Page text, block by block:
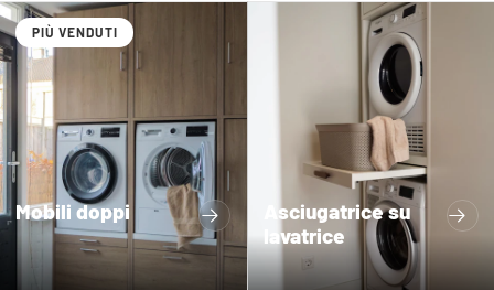
PIÙ VENDUTI
Mobili doppi
Asciugatrice su
lavatrice